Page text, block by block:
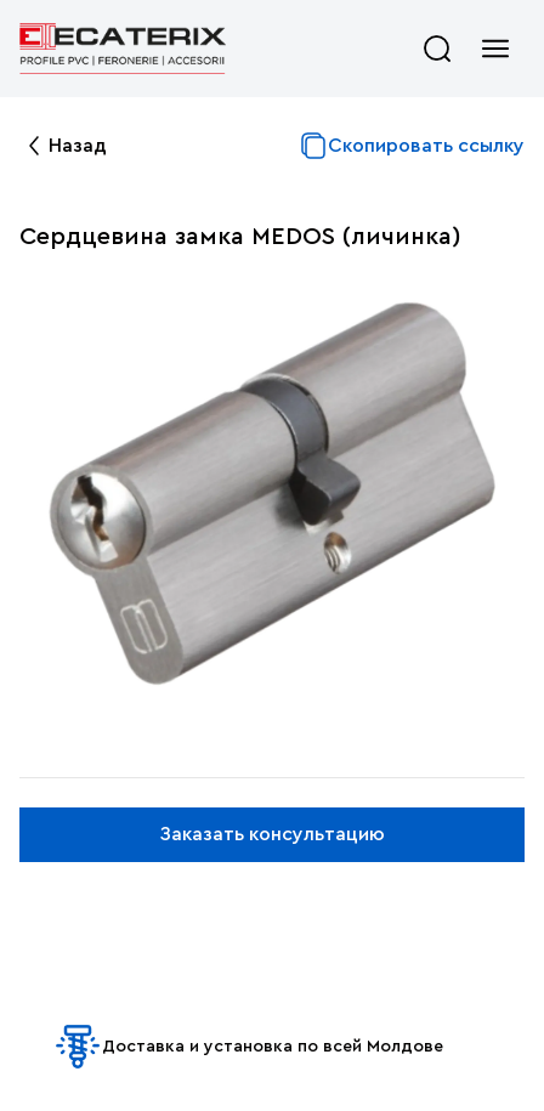
Назад Скопировать ссылку
Сердцевина замка MEDOS (личинка)
Заказать консультацию
Доставка и установка по всей Молдове